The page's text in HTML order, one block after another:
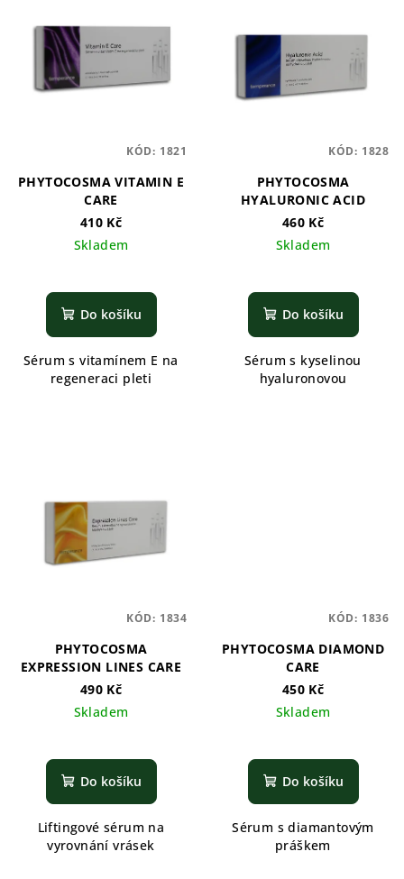
d
uPHYTOCOSMA VITAMIN E
CARE
410 Kč
Skladem
Do košíku
Sérum s vitamínem E na
regeneraci pleti
KÓD: 1821
PHYTOCOSMA
HYALURONIC ACID
460 Kč
Skladem
Do košíku
Sérum s kyselinou
hyaluronovou
KÓD: 1828
PHYTOCOSMA
EXPRESSION LINES CARE
490 Kč
Skladem
Do košíku
Liftingové sérum na
vyrovnání vrásek
KÓD: 1834
PHYTOCOSMA DIAMOND
CARE
450 Kč
Skladem
Do košíku
Sérum s diamantovým
práškem
KÓD: 1836